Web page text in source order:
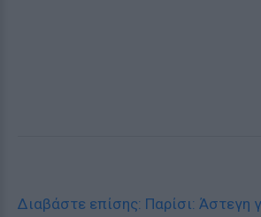
Διαβάστε επίσης: Παρίσι: Άστεγη